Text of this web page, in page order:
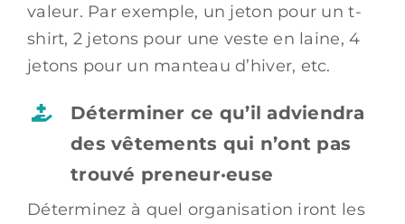
valeur. Par exemple, un jeton pour un t-
shirt, 2 jetons pour une veste en laine, 4
jetons pour un manteau d’hiver, etc.
Déterminer ce qu’il adviendra
des vêtements qui n’ont pas
trouvé preneur·euse
Déterminez à quel organisation iront les